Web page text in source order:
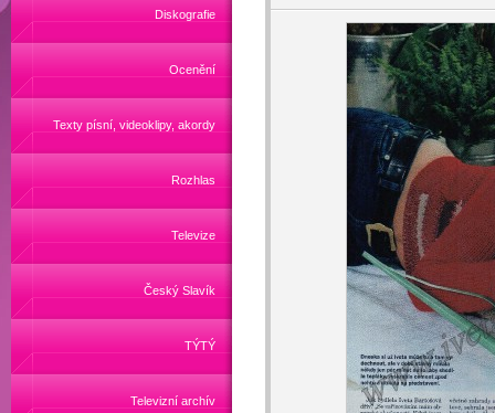
Diskografie
Ocenění
Texty písní, videoklipy, akordy
Rozhlas
Televize
Český Slavík
TÝTÝ
Televizní archív